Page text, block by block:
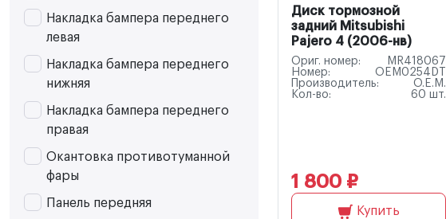
Накладка бампера переднего
левая
Накладка бампера переднего
нижняя
Накладка бампера переднего
правая
Окантовка противотуманной
фары
Панель передняя
Диск тормозной
задний Mitsubishi
Pajero 4 (2006-нв)
Ориг. номер:
MR418067
Номер:
OEM0254DT
Производитель:
O.E.M.
Кол-во:
60 шт.
1 800 ₽
Купить